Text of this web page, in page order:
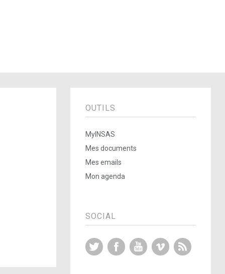
OUTILS
MyINSAS
Mes documents
Mes emails
Mon agenda
SOCIAL
Twitter FacebookYouTubeVimeo